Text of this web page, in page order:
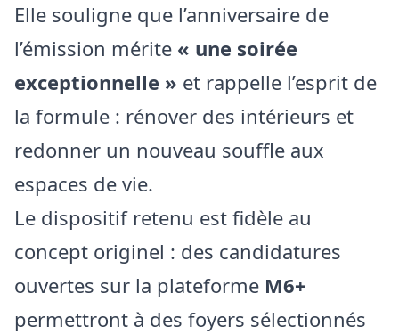
Elle souligne que l’anniversaire de
l’émission mérite « une soirée
exceptionnelle » et rappelle l’esprit de
la formule : rénover des intérieurs et
redonner un nouveau souffle aux
espaces de vie.
Le dispositif retenu est fidèle au
concept originel : des candidatures
ouvertes sur la plateforme M6+
permettront à des foyers sélectionnés